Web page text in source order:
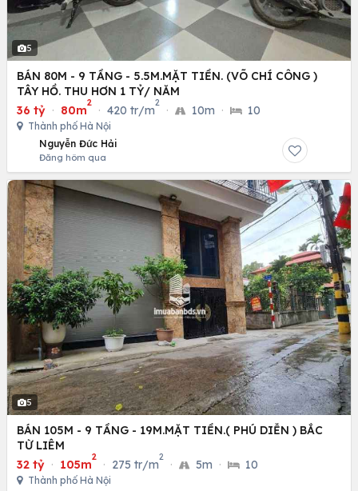
5
BÁN 80M - 9 TẦNG - 5.5M.MẶT TIỀN. (VÕ CHÍ CÔNG )
TÂY HỒ. THU HƠN 1 TỶ/ NĂM
36 tỷ · 80m
2
· 420 tr/m
2
· 10m · 10
Thành phố Hà Nội
Nguyễn Đức Hải
Đăng hôm qua
5
BÁN 105M - 9 TẦNG - 19M.MẶT TIỀN.( PHÚ DIỄN ) BẮC
TỪ LIÊM
32 tỷ · 105m
2
· 275 tr/m
2
· 5m · 10
Thành phố Hà Nội